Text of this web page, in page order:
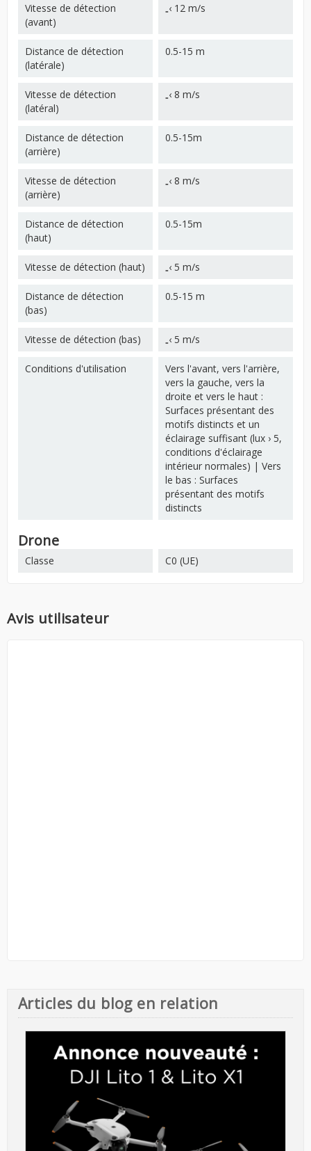
Vitesse de détection
(avant)
₌‹ 12 m/s
Distance de détection
(latérale)
0.5-15 m
Vitesse de détection
(latéral)
₌‹ 8 m/s
Distance de détection
(arrière)
0.5-15m
Vitesse de détection
(arrière)
₌‹ 8 m/s
Distance de détection
(haut)
0.5-15m
Vitesse de détection (haut) ₌‹ 5 m/s
Distance de détection
(bas)
0.5-15 m
Vitesse de détection (bas) ₌‹ 5 m/s
Conditions d'utilisation
Vers l'avant, vers l'arrière,
vers la gauche, vers la
droite et vers le haut :
Surfaces présentant des
motifs distincts et un
éclairage suffisant (lux › 5,
conditions d'éclairage
intérieur normales) | Vers
le bas : Surfaces
présentant des motifs
distincts
Drone
Classe C0 (UE)
Avis utilisateur
Articles du blog en relation